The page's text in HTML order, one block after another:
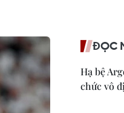
ĐỌC
Hạ bệ
chức vô